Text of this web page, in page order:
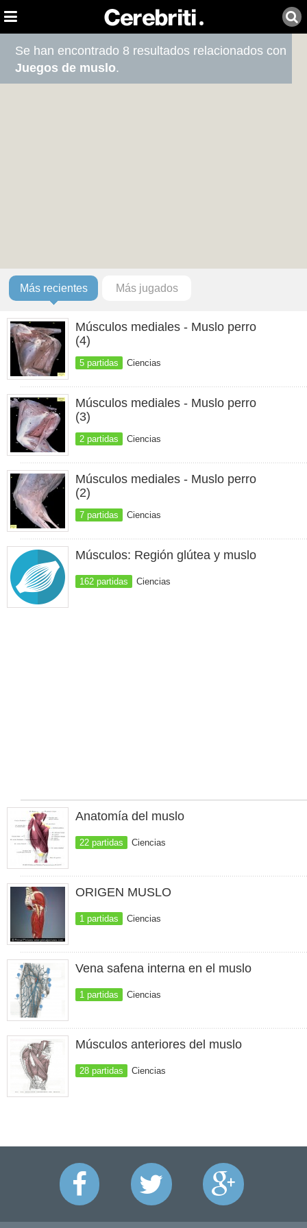
Se han encontrado 8 resultados relacionados con
Juegos de muslo.
Más recientes Más jugados
Músculos mediales - Muslo perro
(4)
5 partidas Ciencias
Músculos mediales - Muslo perro
(3)
2 partidas Ciencias
Músculos mediales - Muslo perro
(2)
7 partidas Ciencias
Músculos: Región glútea y muslo
162 partidas Ciencias
Anatomía del muslo
22 partidas Ciencias
ORIGEN MUSLO
1 partidas Ciencias
Vena safena interna en el muslo
1 partidas Ciencias
Músculos anteriores del muslo
28 partidas Ciencias